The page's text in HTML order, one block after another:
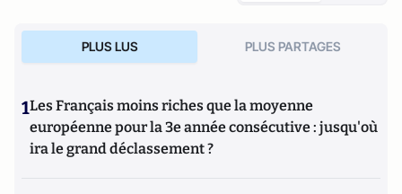
PLUS LUS PLUS PARTAGES
1Les Français moins riches que la moyenne
européenne pour la 3e année consécutive : jusqu'où
ira le grand déclassement ?